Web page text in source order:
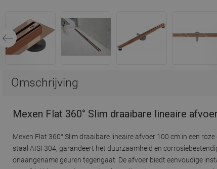
Omschrijving
Mexen Flat 360° Slim draaibare lineaire
Mexen Flat 360° Slim draaibare lineaire afvoer 100 cm in een
staal AISI 304, garandeert het duurzaamheid en
onaangename geuren tegengaat. De afvoer biedt eenvoudige